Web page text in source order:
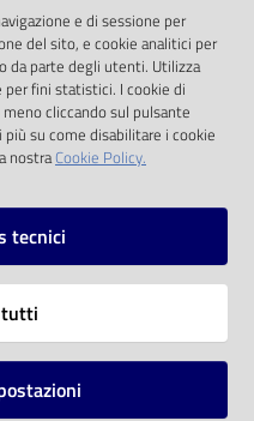
direttiva
d.lgs. 36/2006
e di sessione per
del sito, e cookie analitici per
da parte degli utenti. Utilizza
fini statistici. I cookie di
cliccando sul pulsante
su come disabilitare i cookie
nostraCookie Policy.
tecnici
tutti